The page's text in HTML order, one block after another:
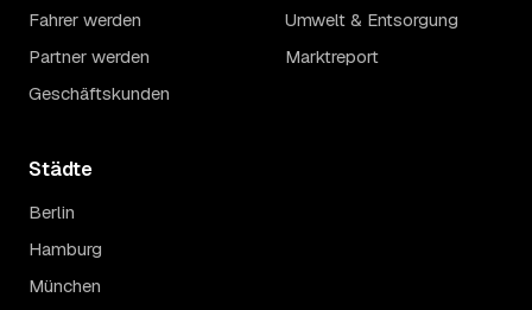
Fahrer werden
Partner werden
Geschäftskunden
Umwelt & Entsorgung
Marktreport
Städte
Berlin
Hamburg
München